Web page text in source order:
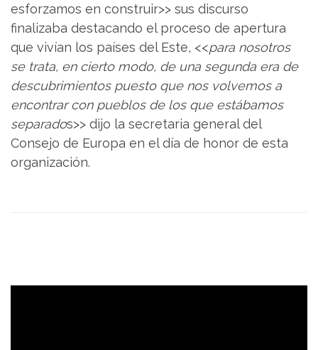
esforzamos en construir>> sus discurso
finalizaba destacando el proceso de apertura
que vivían los países del Este, <<para nosotros
se trata, en cierto modo, de una segunda era de
descubrimientos puesto que nos volvemos a
encontrar con pueblos de los que estábamos
separados>> dijo la secretaria general del
Consejo de Europa en el día de honor de esta
organización.